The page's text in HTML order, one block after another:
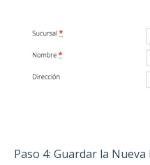
Paso 4: Guardar la Nueva